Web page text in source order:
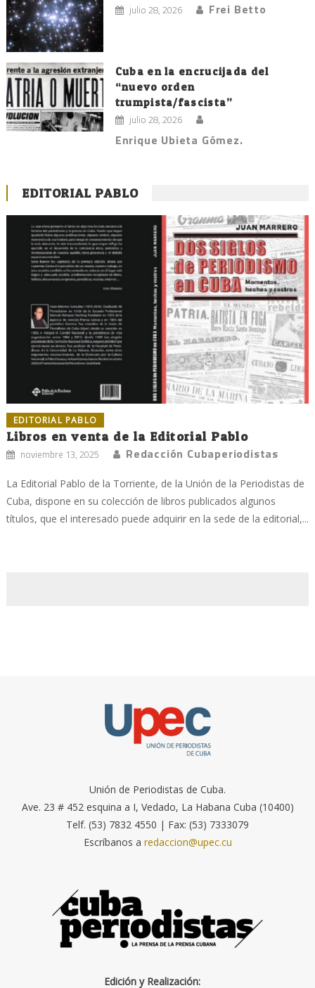
julio 28, 2026 Frei Betto
Cuba en la encrucijada del
“nuevo orden
trumpista/fascista”
julio 28, 2026
Enrique Ubieta Gómez.
EDITORIAL PABLO
EDITORIAL PABLO
Libros en venta de la Editorial Pablo
noviembre 13, 2025 Redacción Cubaperiodistas
La Editorial Pablo de la Torriente, de la Unión de la Periodistas de
Cuba, dispone en su colección de libros publicados algunos
títulos, que el interesado puede adquirir en la sede de la editorial,...
Unión de Periodistas de Cuba.
Ave. 23 # 452 esquina a I, Vedado, La Habana Cuba (10400)
Telf. (53) 7832 4550 | Fax: (53) 7333079
Escríbanos a redaccion@upec.cu
Edición y Realización: